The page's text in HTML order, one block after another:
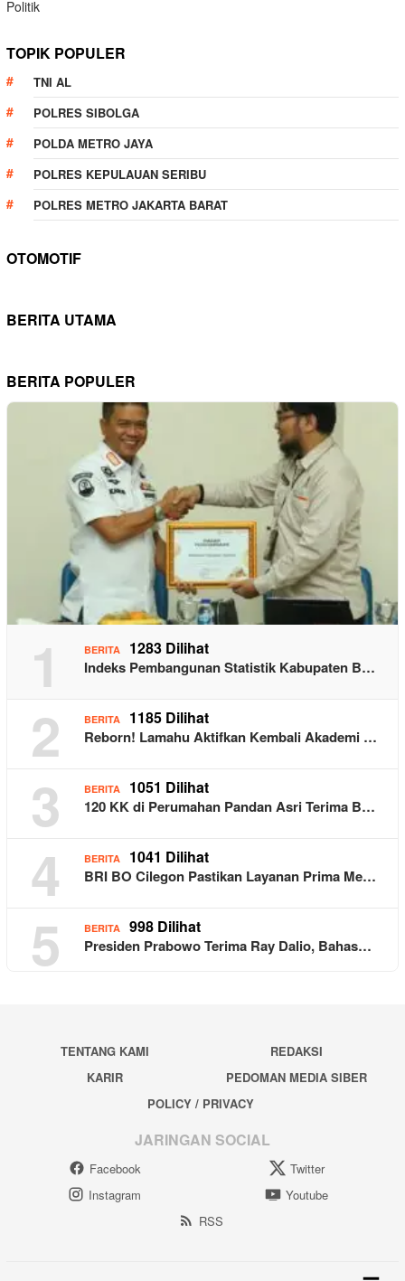
Politik
TOPIK POPULER
TNI AL
POLRES SIBOLGA
POLDA METRO JAYA
POLRES KEPULAUAN SERIBU
POLRES METRO JAKARTA BARAT
OTOMOTIF
BERITA UTAMA
BERITA POPULER
1 BERITA 1283 Dilihat
Indeks Pembangunan Statistik Kabupaten B…
2 BERITA 1185 Dilihat
Reborn! Lamahu Aktifkan Kembali Akademi …
3 BERITA 1051 Dilihat
120 KK di Perumahan Pandan Asri Terima B…
4 BERITA 1041 Dilihat
BRI BO Cilegon Pastikan Layanan Prima Me…
5 BERITA 998 Dilihat
Presiden Prabowo Terima Ray Dalio, Bahas…
TENTANG KAMI
REDAKSI
KARIR
PEDOMAN MEDIA SIBER
POLICY / PRIVACY
JARINGAN SOCIAL
Facebook
Twitter
Instagram
Youtube
RSS